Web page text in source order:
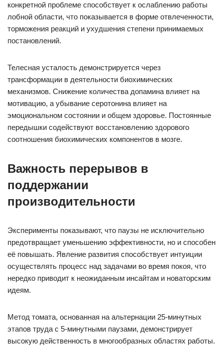
конкретной проблеме способствует к ослаблению работы
лобной области, что показывается в форме отвлеченности,
торможения реакций и ухудшения степени принимаемых
постановлений.
Телесная усталость демонстрируется через
трансформации в деятельности биохимических
механизмов. Снижение количества допамина влияет на
мотивацию, а убывание серотонина влияет на
эмоциональном состоянии и общем здоровье. Постоянные
передышки содействуют восстановлению здорового
соотношения биохимических компонентов в мозге.
Важность перерывов в
поддержании
производительности
Эксперименты показывают, что паузы не исключительно
предотвращает уменьшению эффективности, но и способен
её повышать. Явление развития способствует интуиции
осуществлять процесс над задачами во время покоя, что
нередко приводит к неожиданным инсайтам и новаторским
идеям.
Метод томата, основанная на альтернации 25-минутных
этапов труда с 5-минутными паузами, демонстрирует
высокую действенность в многообразных областях работы.